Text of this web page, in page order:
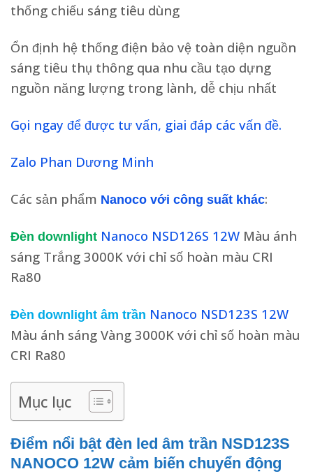
thống chiếu sáng tiêu dùng
Ổn định hệ thống điện bảo vệ toàn diện nguồn
sáng tiêu thụ thông qua nhu cầu tạo dựng
nguồn năng lượng trong lành, dễ chịu nhất
Gọi ngay để được tư vấn, giai đáp các vấn đề.
Zalo Phan Dương Minh
Các sản phẩm Nanoco với công suất khác:
Đèn downlight Nanoco NSD126S 12W Màu ánh
sáng Trắng 3000K với chỉ số hoàn màu CRI
Ra80
Đèn downlight âm trần Nanoco NSD123S 12W
Màu ánh sáng Vàng 3000K với chỉ số hoàn màu
CRI Ra80
Mục lục
Điểm nổi bật đèn led âm trần NSD123S
NANOCO 12W cảm biến chuyển động